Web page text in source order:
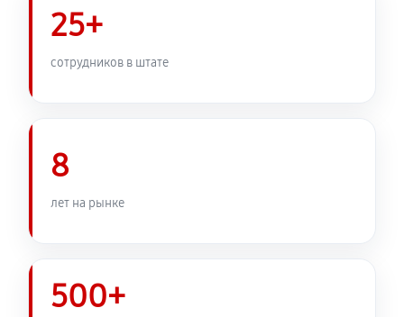
25+
сотрудников в штате
8
лет на рынке
500+